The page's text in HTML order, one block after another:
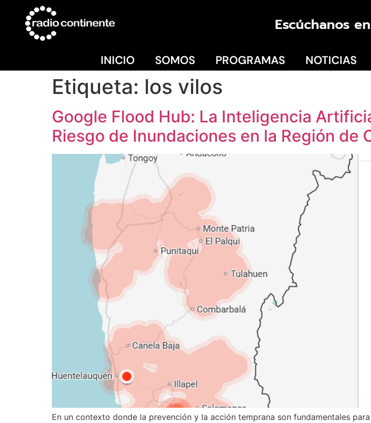
Escúchanos en
INICIO SOMOS PROGRAMAS NOTICIAS
Etiqueta: los vilos
Google Flood Hub: La Inteligencia
Riesgo de Inundaciones en la Región de
En un contexto donde la prevención y la acción temprana son fundamentales